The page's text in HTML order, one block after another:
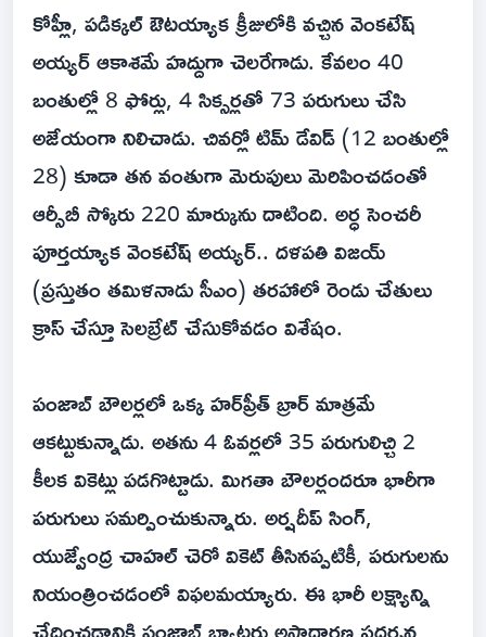
కోహ్లీ, పడిక్కల్ ఔటయ్యాక క్రీజులోకి వచ్చిన వెంకటేష్
అయ్యర్ ఆకాశమే హద్దుగా చెలరేగాడు. కేవలం 40
బంతుల్లో 8 ఫోర్లు, 4 సిక్సర్లతో 73 పరుగులు చేసి
అజేయంగా నిలిచాడు. చివర్లో టిమ్ డేవిడ్ (12 బంతుల్లో
28) కూడా తన వంతుగా మెరుపులు మెరిపించడంతో
ఆర్సీబీ స్కోరు 220 మార్కును దాటింది. అర్ధ సెంచరీ
పూర్తయ్యాక వెంకటేష్ అయ్యర్.. దళపతి విజయ్
(ప్రస్తుతం తమిళనాడు సీఎం) తరహాలో రెండు చేతులు
క్రాస్ చేస్తూ సెలబ్రేట్ చేసుకోవడం విశేషం.
పంజాబ్ బౌలర్లలో ఒక్క హర్‌ప్రీత్ బ్రార్ మాత్రమే
ఆకట్టుకున్నాడు. అతను 4 ఓవర్లలో 35 పరుగులిచ్చి 2
కీలక వికెట్లు పడగొట్టాడు. మిగతా బౌలర్లందరూ భారీగా
పరుగులు సమర్పించుకున్నారు. అర్షదీప్ సింగ్,
యుజ్వేంద్ర చాహల్ చెరో వికెట్ తీసినప్పటికీ, పరుగులను
నియంత్రించడంలో విఫలమయ్యారు. ఈ భారీ లక్ష్యాన్ని